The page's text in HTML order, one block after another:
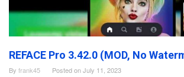
REFACE Pro 3.42.0 (MOD, No
By frank45 Posted onJuly 11, 2023